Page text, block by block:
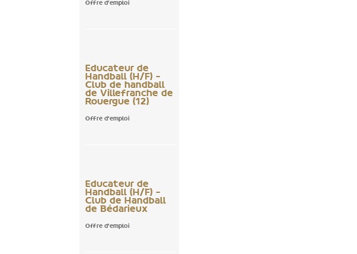
Offre d'emploi
Educateur de
Handball (H/F) –
Club de handball
de Villefranche de
Rouergue (12)
Offre d'emploi
Educateur de
Handball (H/F) –
Club de Handball
de Bédarieux
Offre d'emploi